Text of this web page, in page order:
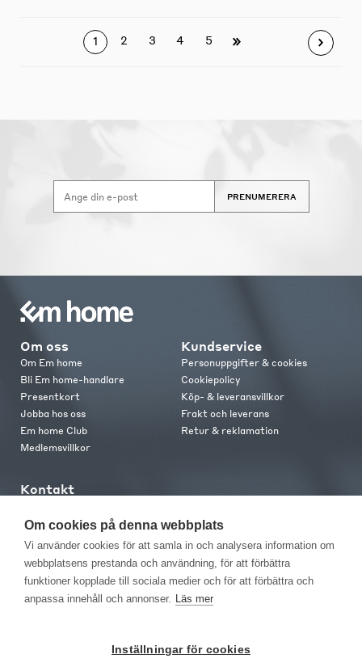
1 2 3 4 5
PRENUMERERA
Om oss
Om Em home
Bli Em home-handlare
Presentkort
Jobba hos oss
Em home Club
Medlemsvillkor
Kundservice
Personuppgifter & cookies
Cookiepolicy
Köp- & leveransvillkor
Frakt och leverans
Retur & reklamation
Kontakt
Butiker
Press
Om cookies på denna webbplats
Vi använder cookies för att samla in och analysera information om
webbplatsens prestanda och användning, för att förbättra
funktioner kopplade till sociala medier och för att förbättra och
anpassa innehåll och annonser. Läs mer
Inställningar för cookies